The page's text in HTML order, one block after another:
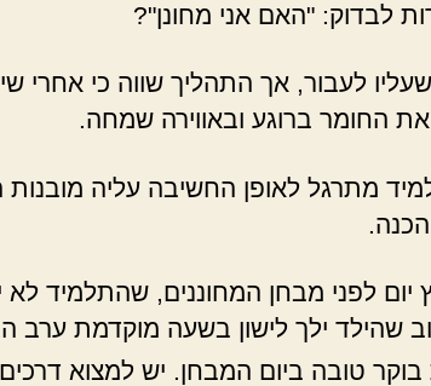
לבדוק: "האם אני מחונן"?
לעבור, אך התהליך שווה כי אחרי
החומר ברוגע ובאווירה שמחה.
מתרגל לאופן החשיבה עליה
יום לפני מבחן המחוננים, שהתלמיד
שהילד ילך לישון בשעה מוקדמת ערב
טובה ביום המבחן. יש למצוא